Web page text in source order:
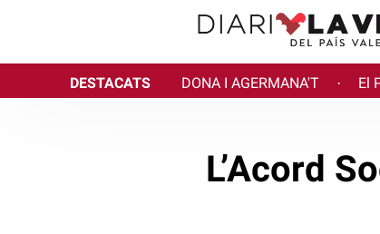
DESTACATS DONA I AGERMANA'T · El
L’Acord